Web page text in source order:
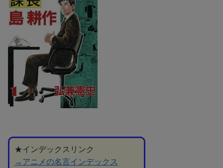
★インデックスリンク
→アニメの名言インデックス